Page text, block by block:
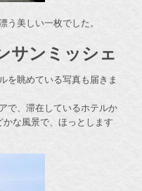
う美しい一枚でした。
サンミッシェ
を眺めている写真も届きま
で、滞在しているホテルか
な風景で、ほっとします